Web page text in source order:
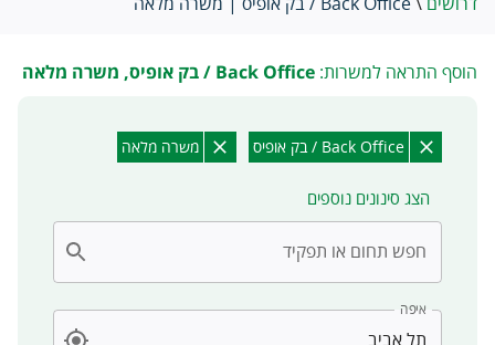
הוסף התראה למשרות: Back Office / בק אופיס, משרה מלאה
Back Office / בק אופיס משרה מלאה
הצג סינונים נוספים
חפש תחום או תפקיד
איפה